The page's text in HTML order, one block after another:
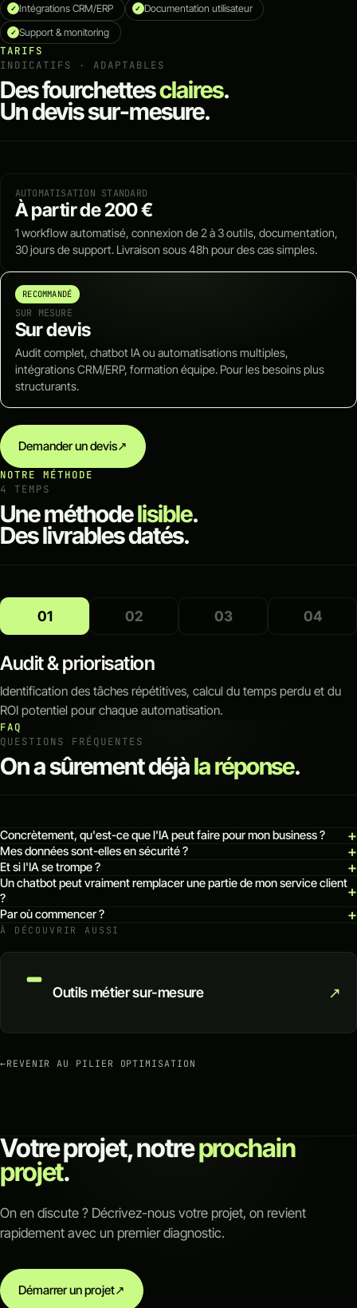
✓ Intégrations CRM/ERP ✓ Documentation utilisateur
✓ Support & monitoring
TARIFS
INDICATIFS · ADAPTABLES
Des fourchettesclaires.
Un devis sur-mesure.
AUTOMATISATION STANDARD
À partir de 200 €
1 workflow automatisé, connexion de 2 à 3 outils, documentation,
30 jours de support. Livraison sous 48h pour des cas simples.
RECOMMANDÉ
SUR MESURE
Sur devis
Audit complet, chatbot IA ou automatisations multiples,
intégrations CRM/ERP, formation équipe. Pour les besoins plus
structurants.
Demander un devis↗
NOTRE MÉTHODE
4 TEMPS
Une méthodelisible.
Des livrables datés.
01 02 03 04
Audit & priorisation
Identification des tâches répétitives, calcul du temps perdu et du
ROI potentiel pour chaque automatisation.
FAQ
QUESTIONS FRÉQUENTES
On a sûrement déjàla réponse.
Concrètement, qu'est-ce que l'IA peut faire pour mon business ?
Mes données sont-elles en sécurité ?
Et si l'IA se trompe ?
Un chatbot peut vraiment remplacer une partie de mon service client
?
Par où commencer ?
À DÉCOUVRIR AUSSI
Outils métier sur-mesure ↗
←REVENIR AU PILIER OPTIMISATION
Votre projet, notreprochain
projet.
On en discute ? Décrivez-nous votre projet, on revient
rapidement avec un premier diagnostic.
Démarrer un projet↗